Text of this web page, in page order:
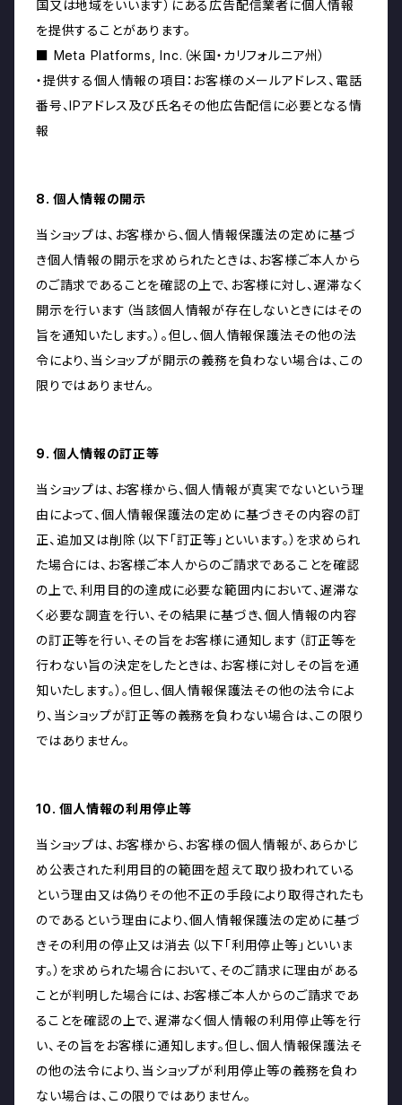
国又は地域をいいます）にある広告配信業者に個人情報
を提供することがあります。
■ Meta Platforms, Inc.（米国・カリフォルニア州）
・提供する個人情報の項目：お客様のメールアドレス、電話
番号、IPアドレス及び氏名その他広告配信に必要となる情
報
8. 個人情報の開示
当ショップは、お客様から、個人情報保護法の定めに基づ
き個人情報の開示を求められたときは、お客様ご本人から
のご請求であることを確認の上で、お客様に対し、遅滞なく
開示を行います（当該個人情報が存在しないときにはその
旨を通知いたします。）。但し、個人情報保護法その他の法
令により、当ショップが開示の義務を負わない場合は、この
限りではありません。
9. 個人情報の訂正等
当ショップは、お客様から、個人情報が真実でないという理
由によって、個人情報保護法の定めに基づきその内容の訂
正、追加又は削除（以下「訂正等」といいます。）を求められ
た場合には、お客様ご本人からのご請求であることを確認
の上で、利用目的の達成に必要な範囲内において、遅滞な
く必要な調査を行い、その結果に基づき、個人情報の内容
の訂正等を行い、その旨をお客様に通知します（訂正等を
行わない旨の決定をしたときは、お客様に対しその旨を通
知いたします。）。但し、個人情報保護法その他の法令によ
り、当ショップが訂正等の義務を負わない場合は、この限り
ではありません。
10. 個人情報の利用停止等
当ショップは、お客様から、お客様の個人情報が、あらかじ
め公表された利用目的の範囲を超えて取り扱われている
という理由又は偽りその他不正の手段により取得されたも
のであるという理由により、個人情報保護法の定めに基づ
きその利用の停止又は消去（以下「利用停止等」といいま
す。）を求められた場合において、そのご請求に理由がある
ことが判明した場合には、お客様ご本人からのご請求であ
ることを確認の上で、遅滞なく個人情報の利用停止等を行
い、その旨をお客様に通知します。但し、個人情報保護法そ
の他の法令により、当ショップが利用停止等の義務を負わ
ない場合は、この限りではありません。